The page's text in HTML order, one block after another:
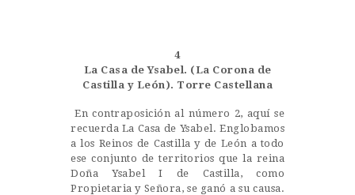
Castillo Monumento Colomares
BENALMÁDENA
INICIO
HISTORIA
CONSTRUCCIÓN
4
La Casa de Ysabel. (La Corona de
Castilla y León). Torre Castellana
En contraposición al número 2, aquí se
recuerda La Casa de Ysabel. Englobamos
a los Reinos de Castilla y de León a todo
ese conjunto de territorios que la reina
Doña Ysabel I de Castilla, como
Propietaria y Señora, se ganó a su causa.